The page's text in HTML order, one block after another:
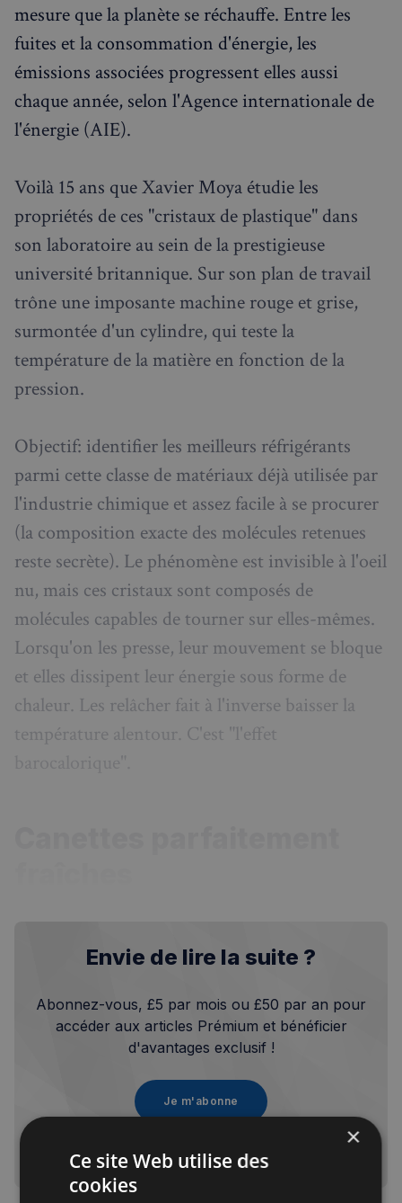
mesure que la planète se réchauffe. Entre les
fuites et la consommation d'énergie, les
émissions associées progressent elles aussi
chaque année, selon l'Agence internationale de
l'énergie (AIE).
Voilà 15 ans que Xavier Moya étudie les
propriétés de ces "cristaux de plastique" dans
son laboratoire au sein de la prestigieuse
université britannique. Sur son plan de travail
trône une imposante machine rouge et grise,
surmontée d'un cylindre, qui teste la
température de la matière en fonction de la
pression.
Objectif: identifier les meilleurs réfrigérants
parmi cette classe de matériaux déjà utilisée par
l'industrie chimique et assez facile à se procurer
(la composition exacte des molécules retenues
reste secrète). Le phénomène est invisible à l'oeil
nu, mais ces cristaux sont composés de
molécules capables de tourner sur elles-mêmes.
Lorsqu'on les presse, leur mouvement se bloque
et elles dissipent leur énergie sous forme de
chaleur. Les relâcher fait à l'inverse baisser la
température alentour. C'est "l'effet
Envie de lire la suite ?
Abonnez-vous, £5 par mois ou £50 par an pour
accéder aux articles Prémium et bénéficier
d'avantages exclusif !
Je m'abonne
Vous avez déjà un compte?Se connecter
×
Ce site Web utilise des
cookies